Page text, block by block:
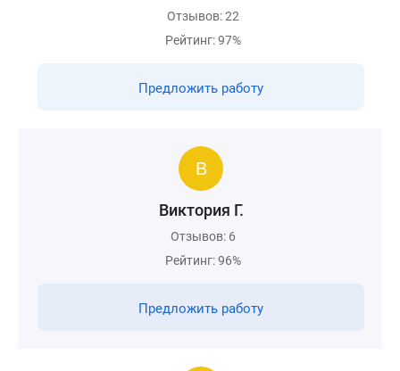
Отзывов: 22
Рейтинг: 97%
Предложить работу
Виктория Г.
Отзывов: 6
Рейтинг: 96%
Предложить работу